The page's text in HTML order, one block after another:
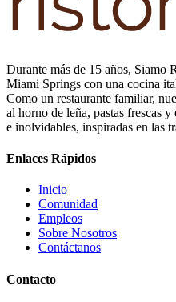
Durante más de 15 años, Siamo
Miami Springs con una cocina
Como un restaurante familiar,
al horno de leña, pastas frescas
e inolvidables, inspiradas en las
Enlaces Rápidos
Inicio
Comunidad
Empleos
Sobre Nosotros
Contáctanos
Contacto